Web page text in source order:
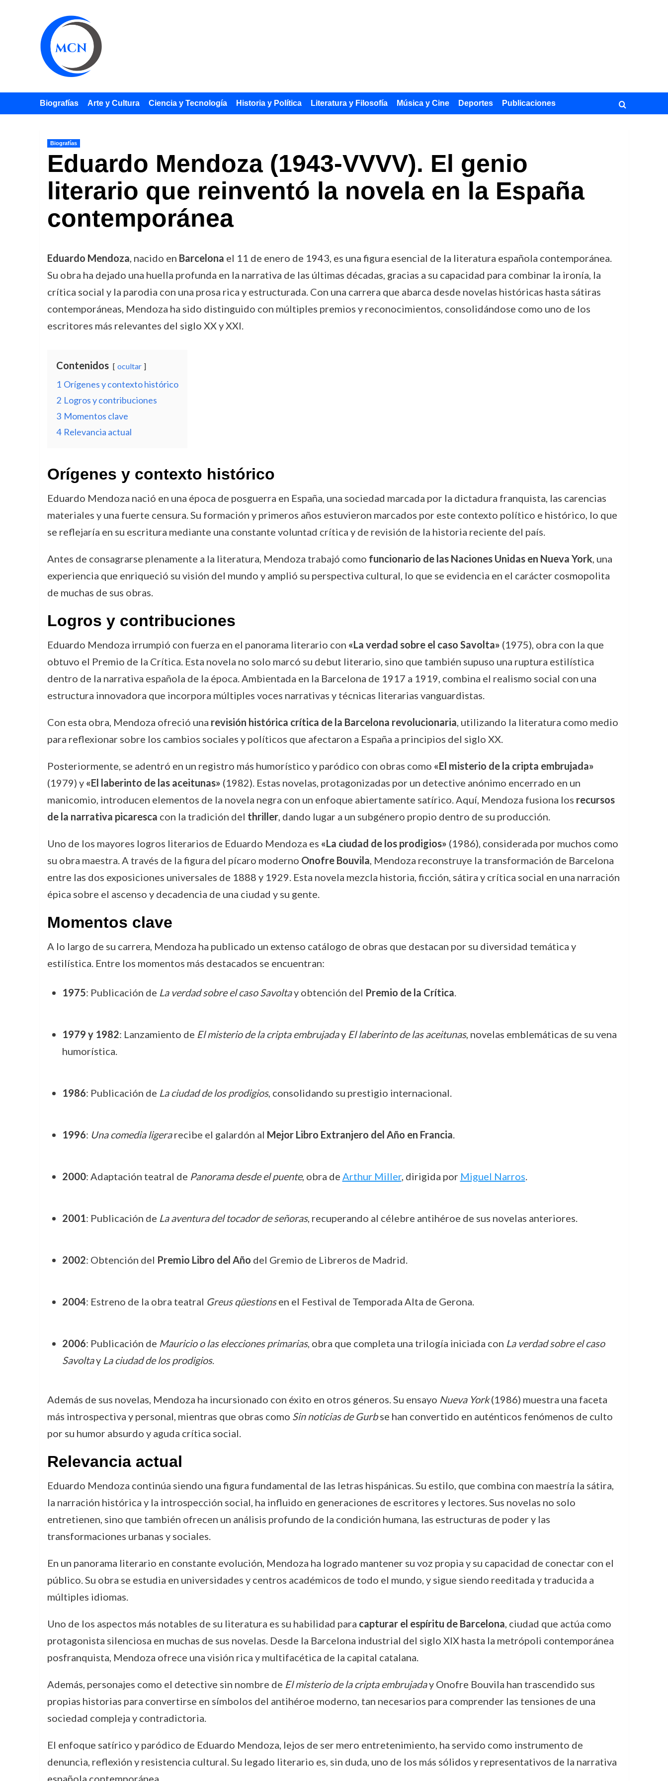
Biografías Arte y Cultura Ciencia y Tecnología Historia y Política Literatura y Filosofía Música y Cine Deportes Publicaciones
Biografías
Eduardo Mendoza (1943-VVVV). El genio
literario que reinventó la novela en la España
contemporánea
Eduardo Mendoza, nacido en Barcelona el 11 de enero de 1943, es una figura esencial de la literatura española contemporánea.
Su obra ha dejado una huella profunda en la narrativa de las últimas décadas, gracias a su capacidad para combinar la ironía, la
crítica social y la parodia con una prosa rica y estructurada. Con una carrera que abarca desde novelas históricas hasta sátiras
contemporáneas, Mendoza ha sido distinguido con múltiples premios y reconocimientos, consolidándose como uno de los
escritores más relevantes del siglo XX y XXI.
Contenidos ocultar
1 Orígenes y contexto histórico
2 Logros y contribuciones
3 Momentos clave
4 Relevancia actual
Orígenes y contexto histórico
Eduardo Mendoza nació en una época de posguerra en España, una sociedad marcada por la dictadura franquista, las carencias
materiales y una fuerte censura. Su formación y primeros años estuvieron marcados por este contexto político e histórico, lo que
se reflejaría en su escritura mediante una constante voluntad crítica y de revisión de la historia reciente del país.
Antes de consagrarse plenamente a la literatura, Mendoza trabajó como funcionario de las Naciones Unidas en Nueva York, una
experiencia que enriqueció su visión del mundo y amplió su perspectiva cultural, lo que se evidencia en el carácter cosmopolita
de muchas de sus obras.
Logros y contribuciones
Eduardo Mendoza irrumpió con fuerza en el panorama literario con «La verdad sobre el caso Savolta» (1975), obra con la que
obtuvo el Premio de la Crítica. Esta novela no solo marcó su debut literario, sino que también supuso una ruptura estilística
dentro de la narrativa española de la época. Ambientada en la Barcelona de 1917 a 1919, combina el realismo social con una
estructura innovadora que incorpora múltiples voces narrativas y técnicas literarias vanguardistas.
Con esta obra, Mendoza ofreció una revisión histórica crítica de la Barcelona revolucionaria, utilizando la literatura como medio
para reflexionar sobre los cambios sociales y políticos que afectaron a España a principios del siglo XX.
Posteriormente, se adentró en un registro más humorístico y paródico con obras como «El misterio de la cripta embrujada»
(1979) y «El laberinto de las aceitunas» (1982). Estas novelas, protagonizadas por un detective anónimo encerrado en un
manicomio, introducen elementos de la novela negra con un enfoque abiertamente satírico. Aquí, Mendoza fusiona los recursos
de la narrativa picaresca con la tradición del thriller, dando lugar a un subgénero propio dentro de su producción.
Uno de los mayores logros literarios de Eduardo Mendoza es «La ciudad de los prodigios» (1986), considerada por muchos como
su obra maestra. A través de la figura del pícaro moderno Onofre Bouvila, Mendoza reconstruye la transformación de Barcelona
entre las dos exposiciones universales de 1888 y 1929. Esta novela mezcla historia, ficción, sátira y crítica social en una narración
épica sobre el ascenso y decadencia de una ciudad y su gente.
Momentos clave
A lo largo de su carrera, Mendoza ha publicado un extenso catálogo de obras que destacan por su diversidad temática y
estilística. Entre los momentos más destacados se encuentran:
1975: Publicación de La verdad sobre el caso Savoltay obtención del Premio de la Crítica.
1979 y 1982: Lanzamiento de El misterio de la cripta embrujaday El laberinto de las aceitunas, novelas emblemáticas de su vena
humorística.
1986: Publicación de La ciudad de los prodigios, consolidando su prestigio internacional.
1996: Una comedia ligerarecibe el galardón al Mejor Libro Extranjero del Año en Francia.
2000: Adaptación teatral de Panorama desde el puente, obra de Arthur Miller, dirigida por Miguel Narros.
2001: Publicación de La aventura del tocador de señoras, recuperando al célebre antihéroe de sus novelas anteriores.
2002: Obtención del Premio Libro del Año del Gremio de Libreros de Madrid.
2004: Estreno de la obra teatral Greus qüestionsen el Festival de Temporada Alta de Gerona.
2006: Publicación de Mauricio o las elecciones primarias, obra que completa una trilogía iniciada con La verdad sobre el caso
Savoltay La ciudad de los prodigios.
Además de sus novelas, Mendoza ha incursionado con éxito en otros géneros. Su ensayo Nueva York(1986) muestra una faceta
más introspectiva y personal, mientras que obras como Sin noticias de Gurbse han convertido en auténticos fenómenos de culto
por su humor absurdo y aguda crítica social.
Relevancia actual
Eduardo Mendoza continúa siendo una figura fundamental de las letras hispánicas. Su estilo, que combina con maestría la sátira,
la narración histórica y la introspección social, ha influido en generaciones de escritores y lectores. Sus novelas no solo
entretienen, sino que también ofrecen un análisis profundo de la condición humana, las estructuras de poder y las
transformaciones urbanas y sociales.
En un panorama literario en constante evolución, Mendoza ha logrado mantener su voz propia y su capacidad de conectar con el
público. Su obra se estudia en universidades y centros académicos de todo el mundo, y sigue siendo reeditada y traducida a
múltiples idiomas.
Uno de los aspectos más notables de su literatura es su habilidad para capturar el espíritu de Barcelona, ciudad que actúa como
protagonista silenciosa en muchas de sus novelas. Desde la Barcelona industrial del siglo XIX hasta la metrópoli contemporánea
posfranquista, Mendoza ofrece una visión rica y multifacética de la capital catalana.
Además, personajes como el detective sin nombre de El misterio de la cripta embrujaday Onofre Bouvila han trascendido sus
propias historias para convertirse en símbolos del antihéroe moderno, tan necesarios para comprender las tensiones de una
sociedad compleja y contradictoria.
El enfoque satírico y paródico de Eduardo Mendoza, lejos de ser mero entretenimiento, ha servido como instrumento de
denuncia, reflexión y resistencia cultural. Su legado literario es, sin duda, uno de los más sólidos y representativos de la narrativa
española contemporánea.